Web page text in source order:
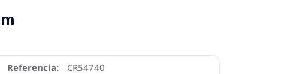
Referencia:
CR54740